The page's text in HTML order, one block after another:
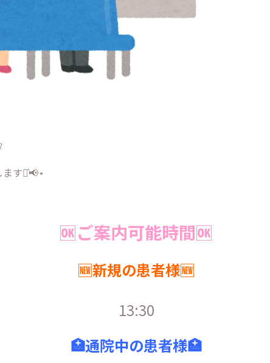
ます⋆͛📢⋆
🆗ご案内可能時間🆗
🆕新規の患者様🆕
13:30
🏥通院中の患者様🏥